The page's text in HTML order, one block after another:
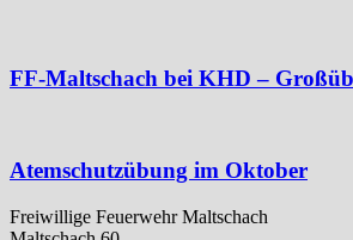
FF-Maltschach bei KHD –
Atemschutzübung im Oktober
Freiwillige Feuerwehr Maltschach